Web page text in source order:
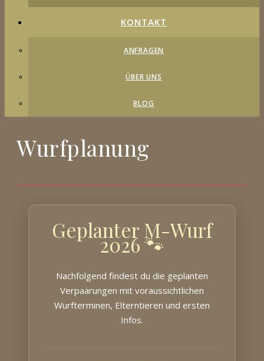
KONTAKT
ANFRAGEN
ÜBER UNS
BLOG
Wurfplanung
Geplanter M-Wurf
2026 🐾
Nachfolgend findest du die geplanten
Verpaarungen mit voraussichtlichen
Wurfterminen, Elterntieren und ersten
Infos.